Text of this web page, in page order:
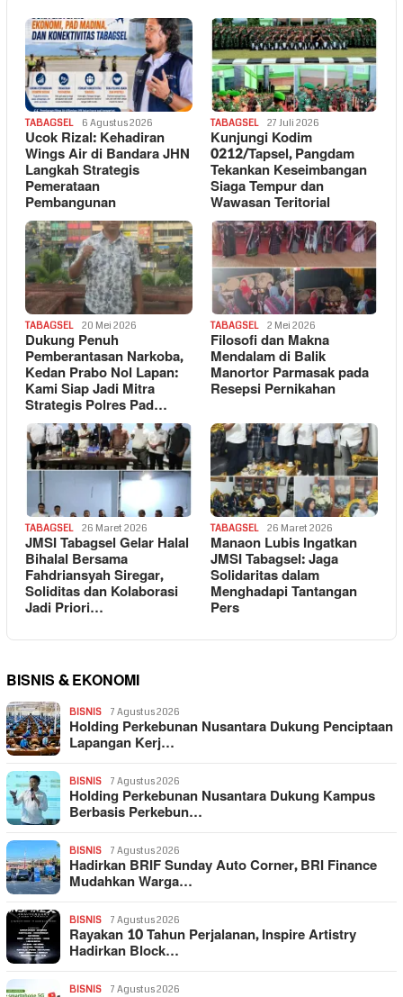
TABAGSEL 6 Agustus 2026
Ucok Rizal: Kehadiran
Wings Air di Bandara JHN
Langkah Strategis
Pemerataan
Pembangunan
TABAGSEL 27 Juli 2026
Kunjungi Kodim
0212/Tapsel, Pangdam
Tekankan Keseimbangan
Siaga Tempur dan
Wawasan Teritorial
TABAGSEL 20 Mei 2026
Dukung Penuh
Pemberantasan Narkoba,
Kedan Prabo Nol Lapan:
Kami Siap Jadi Mitra
Strategis Polres Pad…
TABAGSEL 2 Mei 2026
Filosofi dan Makna
Mendalam di Balik
Manortor Parmasak pada
Resepsi Pernikahan
TABAGSEL 26 Maret 2026
JMSI Tabagsel Gelar Halal
Bihalal Bersama
Fahdriansyah Siregar,
Soliditas dan Kolaborasi
Jadi Priori…
TABAGSEL 26 Maret 2026
Manaon Lubis Ingatkan
JMSI Tabagsel: Jaga
Solidaritas dalam
Menghadapi Tantangan
Pers
BISNIS & EKONOMI
BISNIS 7 Agustus 2026
Holding Perkebunan Nusantara Dukung Penciptaan
Lapangan Kerj…
BISNIS 7 Agustus 2026
Holding Perkebunan Nusantara Dukung Kampus
Berbasis Perkebun…
BISNIS 7 Agustus 2026
Hadirkan BRIF Sunday Auto Corner, BRI Finance
Mudahkan Warga…
BISNIS 7 Agustus 2026
Rayakan 10 Tahun Perjalanan, Inspire Artistry
Hadirkan Block…
BISNIS 7 Agustus 2026